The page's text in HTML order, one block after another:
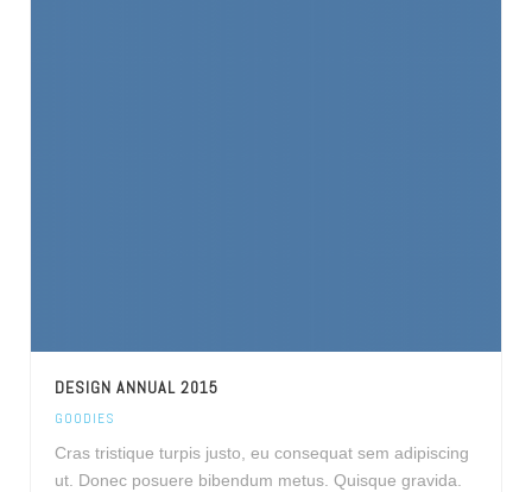
DESIGN ANNUAL 2015
GOODIES
Cras tristique turpis justo, eu consequat sem adipiscing
ut. Donec posuere bibendum metus. Quisque gravida.